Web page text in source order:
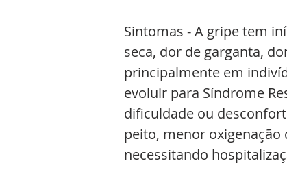
Sintomas - A gripe tem
seca, dor de garganta,
principalmente em
evoluir para Síndrome
dificuldade ou
peito, menor oxigenação
necessitando